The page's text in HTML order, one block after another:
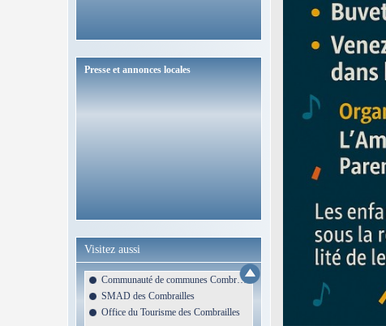
Presse et annonces locales
Visitez aussi
Communauté de communes Combrailles Sioule et Morge
SMAD des Combrailles
Office du Tourisme des Combrailles